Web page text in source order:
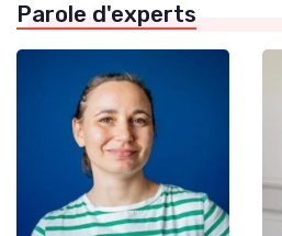
Parole d'experts